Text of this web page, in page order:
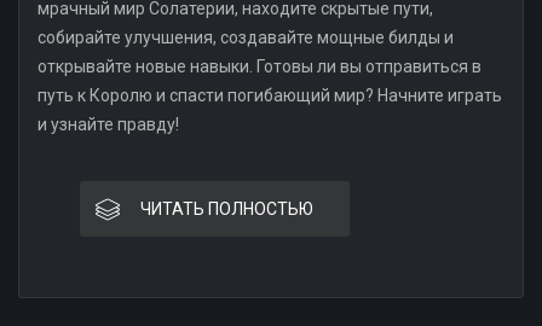
мрачный мир Солатерии, находите скрытые пути,
собирайте улучшения, создавайте мощные билды и
открывайте новые навыки. Готовы ли вы отправиться в
путь к Королю и спасти погибающий мир? Начните играть
и узнайте правду!
ЧИТАТЬ ПОЛНОСТЬЮ